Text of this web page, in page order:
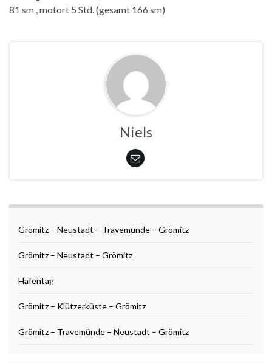
81 sm , motort 5 Std. (gesamt 166 sm)
Niels
Grömitz – Neustadt – Travemünde – Grömitz
Grömitz – Neustadt – Grömitz
Hafentag
Grömitz – Klützerküste – Grömitz
Grömitz – Travemünde – Neustadt – Grömitz